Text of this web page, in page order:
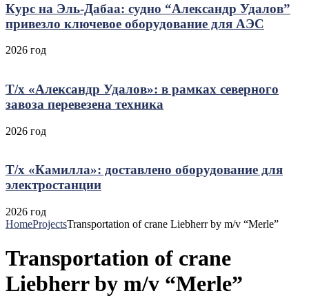
Курс на Эль‑Дабаа: судно “Александр Удалов”
привезло ключевое оборудование для АЭС
2026 год
Т/х «Александр Удалов»: в рамках северного
завоза перевезена техника
2026 год
Т/х «Камилла»: доставлено оборудование для
электростанции
2026 год
HomeProjectsTransportation of crane Liebherr by m/v “Merle”
Transportation of crane
Liebherr by m/v “Merle”